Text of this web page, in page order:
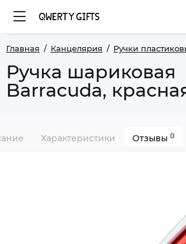
Главная Канцелярия Ручки
Ручка шариковая
Barracuda,
Характеристики Отзывы 0